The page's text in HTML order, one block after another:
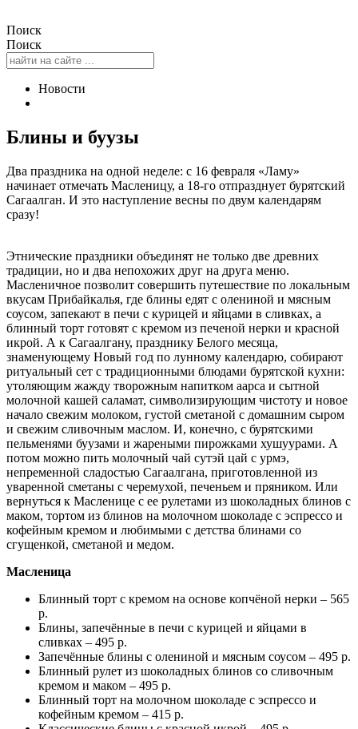
Поиск
Поиск
Новости
Блины и буузы
Два праздника на одной неделе: с 16 февраля «Ламу»
начинает отмечать Масленицу, а 18-го отпразднует бурятский
Сагаалган. И это наступление весны по двум календарям
сразу!
Этнические праздники объединят не только две древних
традиции, но и два непохожих друг на друга меню.
Масленичное позволит совершить путешествие по локальным
вкусам Прибайкалья, где блины едят с олениной и мясным
соусом, запекают в печи с курицей и яйцами в сливках, а
блинный торт готовят с кремом из печеной нерки и красной
икрой. А к Сагаалгану, празднику Белого месяца,
знаменующему Новый год по лунному календарю, собирают
ритуальный сет с традиционными блюдами бурятской кухни:
утоляющим жажду творожным напитком аарса и сытной
молочной кашей саламат, символизирующим чистоту и новое
начало свежим молоком, густой сметаной с домашним сыром
и свежим сливочным маслом. И, конечно, с бурятскими
пельменями буузами и жареными пирожками хушуурами. А
потом можно пить молочный чай сутэй цай с урмэ,
непременной сладостью Сагаалгана, приготовленной из
уваренной сметаны с черемухой, печеньем и пряником. Или
вернуться к Масленице с ее рулетами из шоколадных блинов с
маком, тортом из блинов на молочном шоколаде с эспрессо и
кофейным кремом и любимыми с детства блинами со
сгущенкой, сметаной и медом.
Масленица
Блинный торт с кремом на основе копчёной нерки – 565
р.
Блины, запечённые в печи с курицей и яйцами в
сливках – 495 р.
Запечённые блины с олениной и мясным соусом – 495 р.
Блинный рулет из шоколадных блинов со сливочным
кремом и маком – 495 р.
Блинный торт на молочном шоколаде с эспрессо и
кофейным кремом – 415 р.